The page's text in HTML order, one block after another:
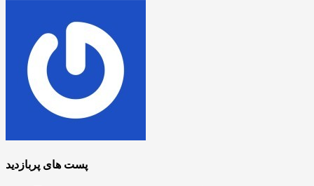
پست های پربازدید